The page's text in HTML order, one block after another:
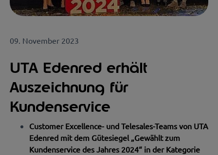
09. November 2023
UTA Edenred erhält
Auszeichnung für
Kundenservice
Customer Excellence- und Telesales-Teams von UTA
Edenred mit dem Gütesiegel „Gewählt zum
Kundenservice des Jahres 2024“ in der Kategorie